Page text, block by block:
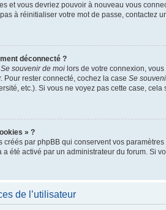
et vous devriez pouvoir à nouveau vous
à réinitialiser votre mot de passe, contactez
déconnecté ?
Se souvenir de moi lors de votre connexion,
Pour rester connecté, cochez la case Se
etc.). Si vous ne voyez pas cette case,
» ?
par phpBB qui conservent vos
été activé par un administrateur du forum. Si
de l’utilisateur